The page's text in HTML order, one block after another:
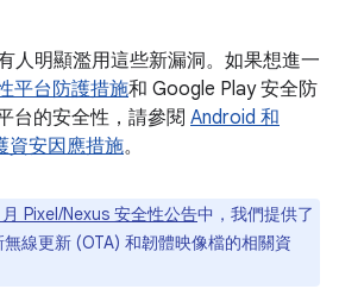
人明顯濫用這些新漏洞。如果想進一
平台防護措施和 Google Play 安全防
台的安全性，請參閱 Android 和
資安因應措施。
Pixel/Nexus 安全性公告中，我們提供了
線更新 (OTA) 和韌體映像檔的相關資